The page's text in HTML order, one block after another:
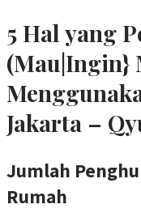
5 Hal yang
(Mau|Ingin}
Jakarta –
Jumlah
Rumah